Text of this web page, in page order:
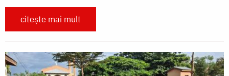
citește mai mult